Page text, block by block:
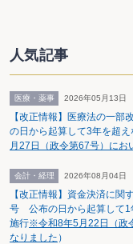
連結納税については、法令
年度改正に伴う政令・省令の
平成15年度税制改正法案
れる。これらは、原則とし
のである。留保金課税停止
人気記事
医療・薬事 2026年05月13日
【改正情報】医療法の一
の日から起算して3年を超
月27日（政令第67号）にお
会計・経理 2026年08月04日
【改正情報】資金決済に
号 公布の日から起算して1
施行※令和8年5月22日（政
なりました ）